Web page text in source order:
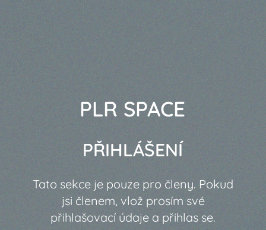
PLR SPACE
PŘIHLÁŠENÍ
Tato sekce je pouze pro členy. Pokud
jsi členem, vlož prosím své
přihlašovací údaje a přihlas se.